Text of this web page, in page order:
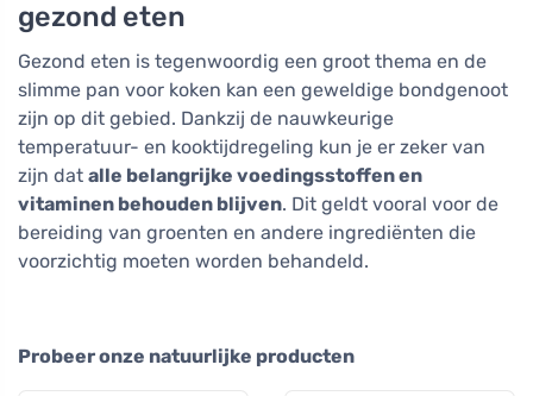
gezond eten
Gezond eten is tegenwoordig een groot thema en de
slimme pan voor koken kan een geweldige bondgenoot
zijn op dit gebied. Dankzij de nauwkeurige
temperatuur- en kooktijdregeling kun je er zeker van
zijn dat alle belangrijke voedingsstoffen en
vitaminen behouden blijven. Dit geldt vooral voor de
bereiding van groenten en andere ingrediënten die
voorzichtig moeten worden behandeld.
Probeer onze natuurlijke producten